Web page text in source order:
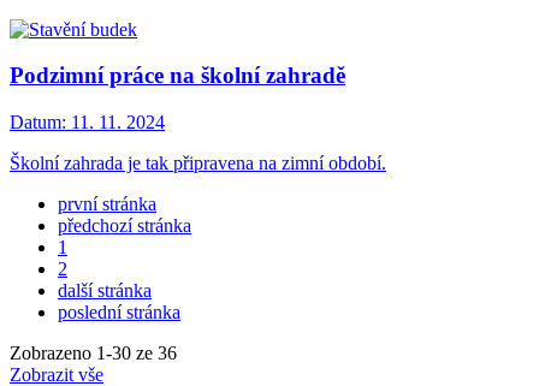
Podzimní práce na školní zahradě
Datum: 11. 11. 2024
Školní zahrada je tak připravena na zimní období.
první stránka
předchozí stránka
1
2
další stránka
poslední stránka
Zobrazeno 1-30 ze 36
Zobrazit vše